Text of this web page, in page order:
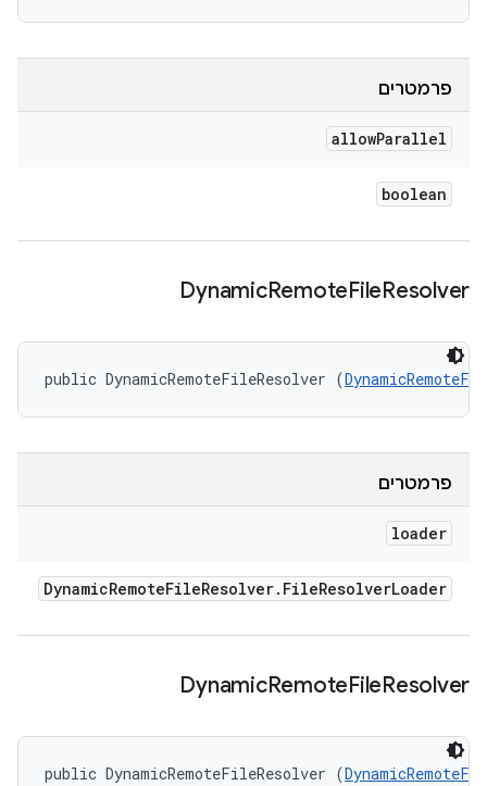
פרמטרים
allowParallel
boolean
DynamicRemoteFileResolver
public DynamicRemoteFileResolver (
פרמטרים
loader
DynamicRemoteFileResolver. FileResolverLoader
DynamicRemoteFileResolver
public DynamicRemoteFileResolver (